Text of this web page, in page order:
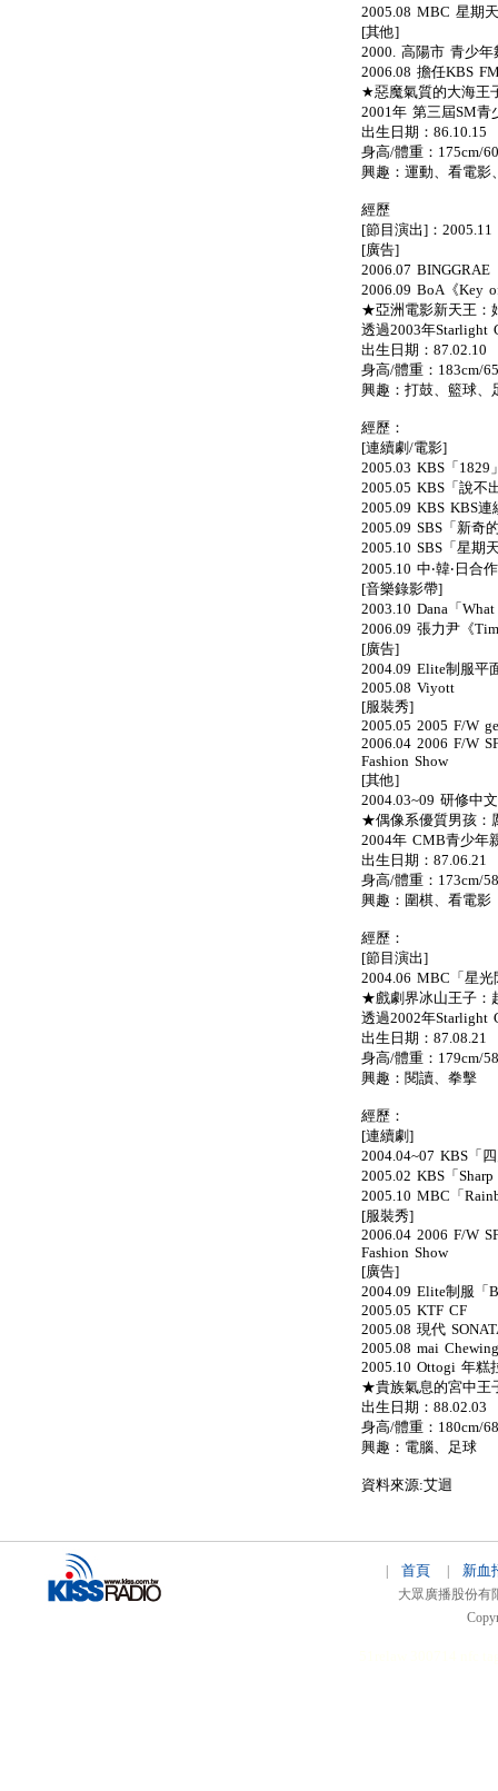
2005.08 MBC 星期
[其他]
2000. 高陽市 青少
2006.08 擔任KBS
★惡魔氣質的大海王
2001年 第三屆SM青
出生日期：86.10.15
身高/體重：175cm/
興趣：運動、看電影
經歷
[節目演出]：
[廣告]
2006.07 BINGGRAE
2006.09 BoA《Key
★亞洲電影新天王：
透過2003年Starlight
出生日期：87.02.10
身高/體重：183cm/
興趣：打鼓、籃球、
經歷：
[連續劇/電影]
2005.03 KBS「1829
2005.05 KBS「說不
2005.09 KBS KBS
2005.09 SBS「新奇
2005.10 SBS「星期
2005.10 中‧韓‧日合
[音樂錄影帶]
2003.10 Dana「
2006.09 張力尹《
[廣告]
2004.09 Elite制服平
2005.08 Viyott
[服裝秀]
2005.05 2005 F/W
2006.04 2006 F/W
Fashion Show
[其他]
2004.03~09 研修中文
★偶像系優質男孩：
2004年 CMB青少年
出生日期：87.06.21
身高/體重：173cm/
興趣：圍棋、看電影
經歷：
[節目演出]
2004.06 MBC「星
★戲劇界冰山王子：
透過2002年Starlight
出生日期：87.08.21
身高/體重：179cm/
興趣：閱讀、拳擊
經歷：
[連續劇]
2004.04~07 KBS「
2005.02 KBS「
2005.10 MBC「
[服裝秀]
2006.04 2006 F/W
Fashion Show
[廣告]
2004.09 Elite制服「
2005.05 KTF CF
2005.08 現代
2005.08 mai
2005.10 Ottogi 年糕
★貴族氣息的宮中王
出生日期：88.02.03
身高/體重：180cm/
興趣：電腦、足球
資料來源:艾迴
首頁 新血
大眾廣播股份有